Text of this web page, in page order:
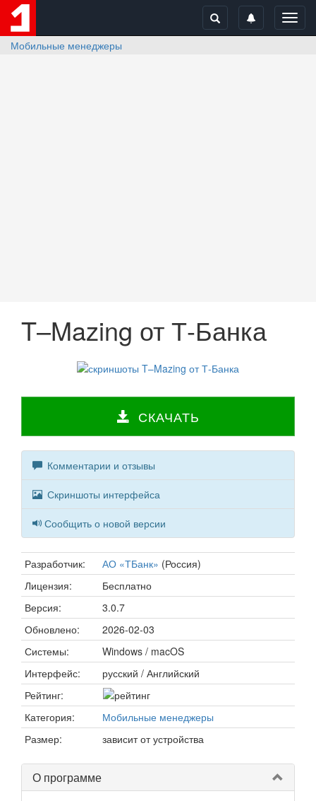
Мобильные менеджеры
T–Mazing от Т-Банка
СКАЧАТЬ
Комментарии и отзывы
Скриншоты интерфейса
Сообщить о новой версии
Разработчик: АО «ТБанк» (Россия)
Лицензия:
Бесплатно
Версия:
3.0.7
Обновлено:
2026-02-03
Системы:
Windows / macOS
Интерфейс:
русский / Английский
Рейтинг:
Категория:
Мобильные менеджеры
Размер:
зависит от устройства
О программе